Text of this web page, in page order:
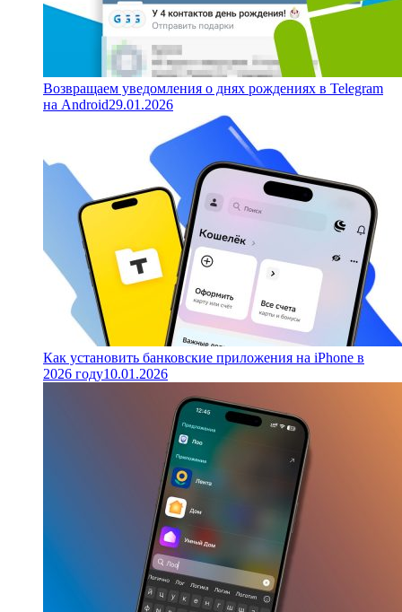
Возвращаем уведомления о днях рождениях в Telegram
на Android29.01.2026
Как установить банковские приложения на iPhone в
2026 году10.01.2026